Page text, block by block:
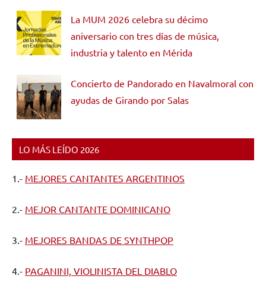
La MUM 2026 celebra su décimo
aniversario con tres días de música,
industria y talento en Mérida
Concierto de Pandorado en Navalmoral con
ayudas de Girando por Salas
LO MÁS LEÍDO 2026
1.- MEJORES CANTANTES ARGENTINOS
2.- MEJOR CANTANTE DOMINICANO
3.- MEJORES BANDAS DE SYNTHPOP
4.- PAGANINI, VIOLINISTA DEL DIABLO